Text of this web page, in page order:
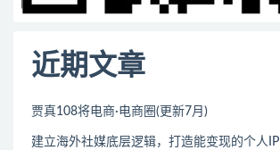
近期文章
贾真108将电商·电商圈(更新7月)
建立海外社媒底层逻辑，打造能变现的个人IP